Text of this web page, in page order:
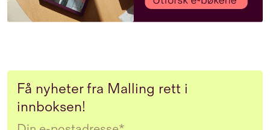
Få nyheter fra Malling rett i
innboksen!
Email